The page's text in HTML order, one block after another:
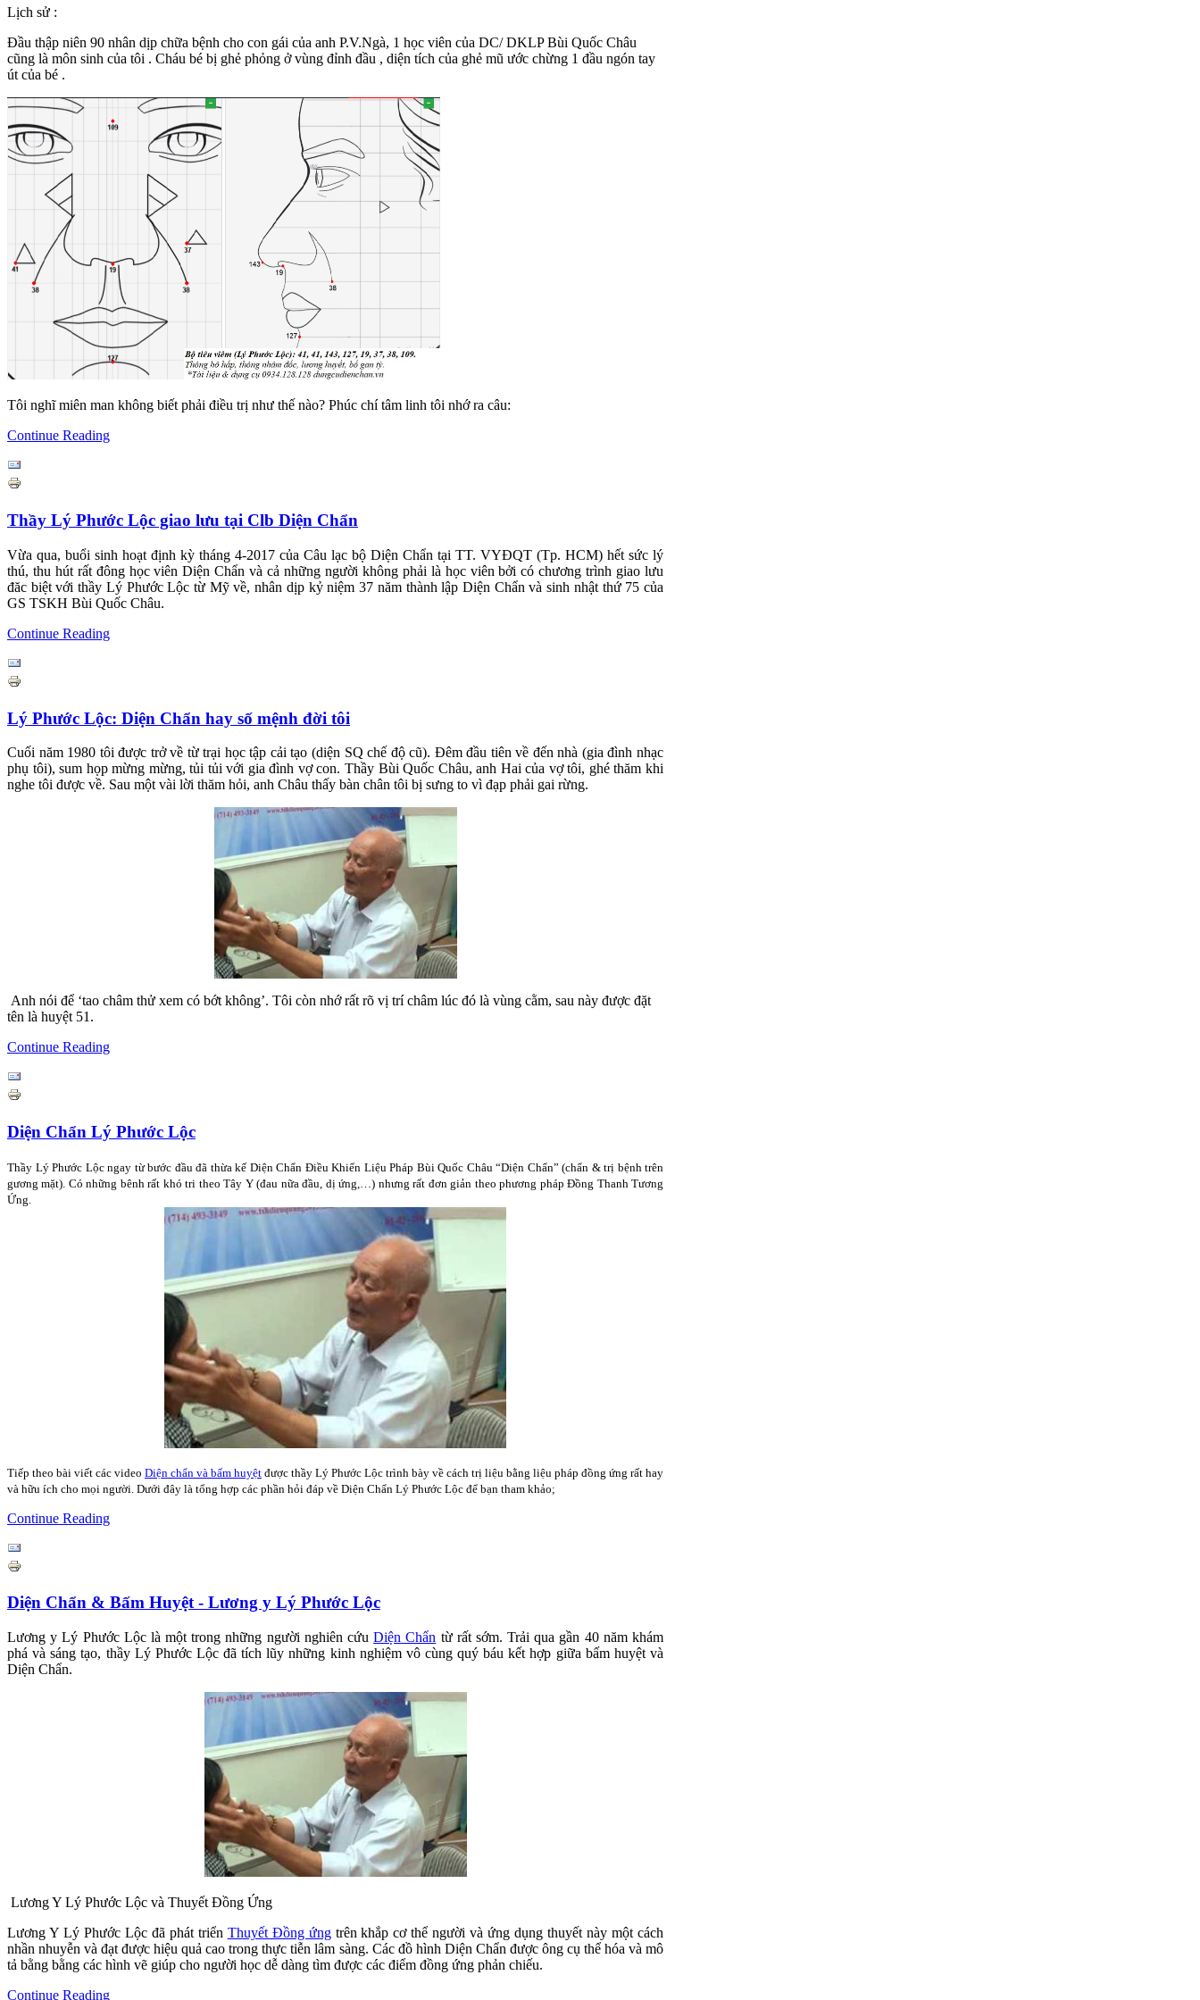
Lịch sử :
Đầu thập niên 90 nhân dịp chữa bệnh cho con gái của anh P.V.Ngà, 1 học viên của DC/ DKLP Bùi Quốc Châu
cũng là môn sinh của tôi . Cháu bé bị ghẻ phỏng ở vùng đỉnh đầu , diện tích của ghẻ mũ ước chừng 1 đầu ngón tay
út của bé .
Tôi nghĩ miên man không biết phải điều trị như thế nào? Phúc chí tâm linh tôi nhớ ra câu:
Continue Reading
Thầy Lý Phước Lộc giao lưu tại Clb Diện Chẩn
Vừa qua, buổi sinh hoạt định kỳ tháng 4-2017 của Câu lạc bộ Diện Chẩn tại TT. VYĐQT (Tp. HCM) hết sức lý
thú, thu hút rất đông học viên Diện Chẩn và cả những người không phải là học viên bởi có chương trình giao lưu
đăc biệt với thầy Lý Phước Lộc từ Mỹ về, nhân dịp kỷ niệm 37 năm thành lập Diện Chẩn và sinh nhật thứ 75 của
GS TSKH Bùi Quốc Châu.
Continue Reading
Lý Phước Lộc: Diện Chẩn hay số mệnh đời tôi
Cuối năm 1980 tôi được trở về từ trại học tập cải tạo (diện SQ chế độ cũ). Đêm đầu tiên về đến nhà (gia đình nhạc
phụ tôi), sum họp mừng mừng, tủi tủi với gia đình vợ con. Thầy Bùi Quốc Châu, anh Hai của vợ tôi, ghé thăm khi
nghe tôi được về. Sau một vài lời thăm hỏi, anh Châu thấy bàn chân tôi bị sưng to vì đạp phải gai rừng.
Anh nói để ‘tao châm thử xem có bớt không’. Tôi còn nhớ rất rõ vị trí châm lúc đó là vùng cằm, sau này được đặt
tên là huyệt 51.
Continue Reading
Diện Chẩn Lý Phước Lộc
Thầy Lý Phước Lộc ngay từ bước đầu đã thừa kế Diện Chẩn Điều Khiển Liệu Pháp Bùi Quốc Châu “Diện Chẩn” (chẩn & trị bệnh trên
gương mặt). Có những bênh rất khó tri theo Tây Y (đau nữa đầu, dị ứng,…) nhưng rất đơn giản theo phương pháp Đồng Thanh Tương
Ứng.
Tiếp theo bài viết các video Diện chẩn và bấm huyệt được thầy Lý Phước Lộc trình bày về cách trị liệu bằng liệu pháp đồng ứng rất hay
và hữu ích cho mọi người. Dưới đây là tổng hợp các phần hỏi đáp về Diện Chẩn Lý Phước Lộc để bạn tham khảo;
Continue Reading
Diện Chẩn & Bấm Huyệt - Lương y Lý Phước Lộc
Lương y Lý Phước Lộc là một trong những người nghiên cứuDiện Chẩn từ rất sớm. Trải qua gần 40 năm khám
phá và sáng tạo, thầy Lý Phước Lộc đã tích lũy những kinh nghiệm vô cùng quý báu kết hợp giữa bấm huyệt và
Diện Chẩn.
Lương Y Lý Phước Lộc và Thuyết Đồng Ứng
Lương Y Lý Phước Lộc đã phát triển Thuyết Đồng ứngtrên khắp cơ thể người và ứng dụng thuyết này một cách
nhần nhuyễn và đạt được hiệu quả cao trong thực tiễn lâm sàng. Các đồ hình Diện Chẩn được ông cụ thể hóa và mô
tả bằng bằng các hình vẽ giúp cho người học dễ dàng tìm được các điểm đồng ứng phản chiếu.
Continue Reading